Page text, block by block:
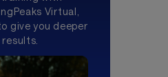
Virtual,
give you deeper